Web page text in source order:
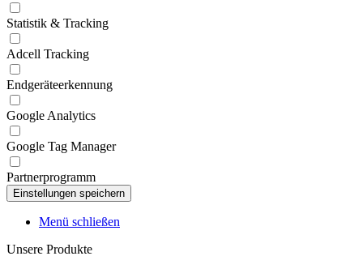
Statistik & Tracking
Adcell Tracking
Endgeräteerkennung
Google Analytics
Google Tag Manager
Partnerprogramm
Menü schließen
Unsere Produkte